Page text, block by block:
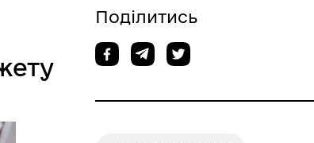
Поділитись